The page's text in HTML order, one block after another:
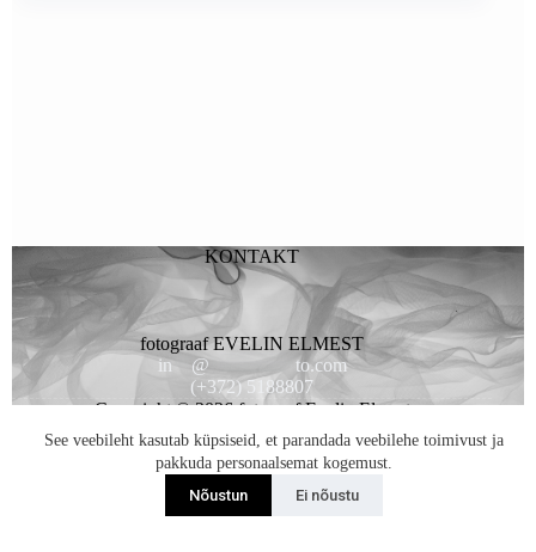
See veebileht kasutab küpsiseid, et parandada veebilehe toimivust ja
pakkuda personaalsemat kogemust.
Nõustun
Ei nõustu
KONTAKT
fotograaf EVELIN ELMEST
in** @********* to.com
(+372) 5188807
Copyright © 2026 fotogaaf Evelin Elmest